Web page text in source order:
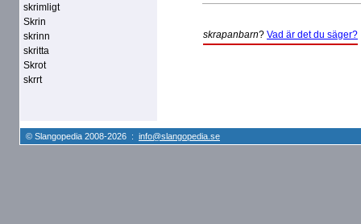
skrimligt
Skrin
skrinn
skritta
Skrot
skrrt
skrapanbarn? Vad är det du säger?
© Slangopedia 2008-2026 : info@slangopedia.se